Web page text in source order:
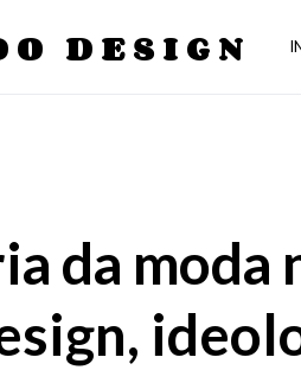
DESIGN
da moda